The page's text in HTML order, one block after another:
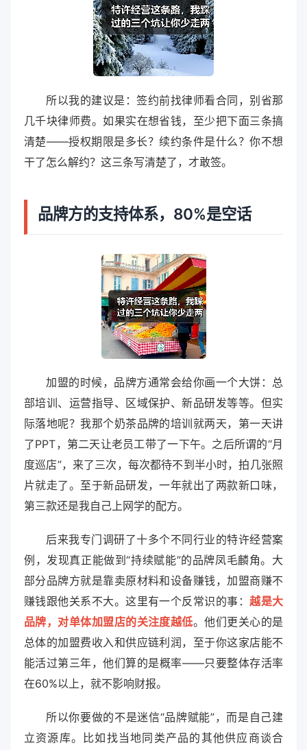
所以我的建议是：签约前找律师看合同，别省那
几千块律师费。如果实在想省钱，至少把下面三条搞
清楚——授权期限是多长？续约条件是什么？你不想
干了怎么解约？这三条写清楚了，才敢签。
品牌方的支持体系，80%是空话
加盟的时候，品牌方通常会给你画一个大饼：总
部培训、运营指导、区域保护、新品研发等等。但实
际落地呢？我那个奶茶品牌的培训就两天，第一天讲
了PPT，第二天让老员工带了一下午。之后所谓的“月
度巡店”，来了三次，每次都待不到半小时，拍几张照
片就走了。至于新品研发，一年就出了两款新口味，
第三款还是我自己上网学的配方。
后来我专门调研了十多个不同行业的特许经营案
例，发现真正能做到“持续赋能”的品牌凤毛麟角。大
部分品牌方就是靠卖原材料和设备赚钱，加盟商赚不
赚钱跟他关系不大。这里有一个反常识的事：越是大
品牌，对单体加盟店的关注度越低。他们更关心的是
总体的加盟费收入和供应链利润，至于你这家店能不
能活过第三年，他们算的是概率——只要整体存活率
在60%以上，就不影响财报。
所以你要做的不是迷信“品牌赋能”，而是自己建
立资源库。比如找当地同类产品的其他供应商谈合